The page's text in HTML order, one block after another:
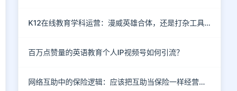
K12在线教育学科运营：漫威英雄合体，还是打杂工具人？
百万点赞量的英语教育个人IP视频号如何引流？
网络互助中的保险逻辑：应该把互助当保险一样经营吗？